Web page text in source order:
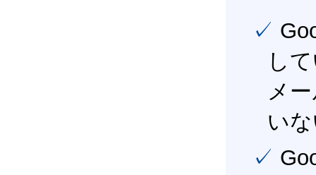
✓ Google Workspace（旧G Suite） を社内で導入
し
メ
い
✓ Google Workspace（旧G Suite） を活用し、業